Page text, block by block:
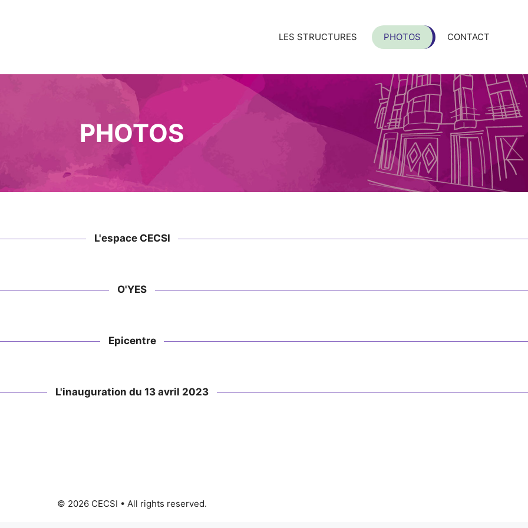
LES STRUCTURES PHOTOS CONTACT
PHOTOS
L'espace CECSI
O'YES
Epicentre
L'inauguration du 13 avril 2023
© 2026 CECSI • All rights reserved.